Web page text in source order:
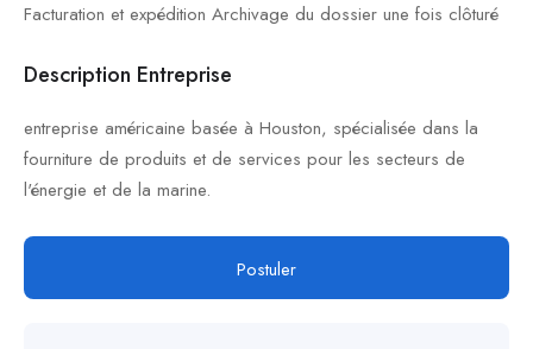
Facturation et expédition Archivage du dossier une fois clôturé
Description Entreprise
entreprise américaine basée à Houston, spécialisée dans la
fourniture de produits et de services pour les secteurs de
l'énergie et de la marine.
Postuler